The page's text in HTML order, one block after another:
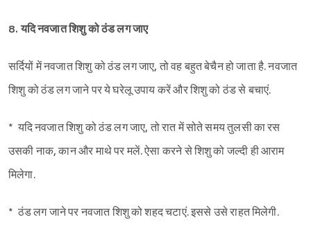
8. यदि नवजात शिशु को ठंड लग जाए
सर्दियों में नवजात शिशु को ठंड लग जाए, तो वह बहुत बेचैन हो जाता है. नवजात
शिशु को ठंड लग जाने पर ये घरेलू उपाय करें और शिशु को ठंड से बचाएं.
* यदि नवजात शिशु को ठंड लग जाए, तो रात में सोते समय तुलसी का रस
उसकी नाक, कान और माथे पर मलें. ऐसा करने से शिशु को जल्दी ही आराम
मिलेगा.
* ठंड लग जाने पर नवजात शिशु को शहद चटाएं. इससे उसे राहत मिलेगी.